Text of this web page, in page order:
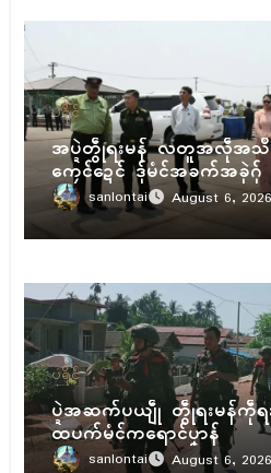
ပရိုၚ်
အပ္ဍဲတွဵုရးမန် လတူအလဵုအသဳပၞ
ကၠေၚ်ဍေၚ် ဒှ်မံၚ်အခက်အခုဲဂှ်
sanlontai August 6,
ပရိုၚ်
ပ္ဍဲအဆက်ပယျဵု တွဵုရးမန်ကဵုရ
ထပက်မံၚ်ကရောၚ်ပၞာန်
sanlontai August 6, 2026